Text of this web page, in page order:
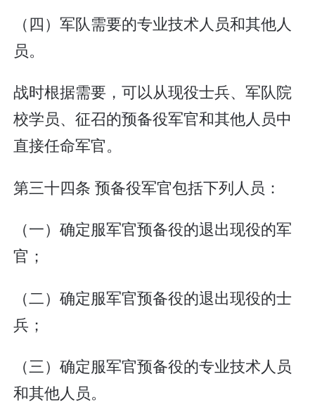
（四）军队需要的专业技术人员和其他人
员。
战时根据需要，可以从现役士兵、军队院
校学员、征召的预备役军官和其他人员中
直接任命军官。
第三十四条 预备役军官包括下列人员：
（一）确定服军官预备役的退出现役的军
官；
（二）确定服军官预备役的退出现役的士
兵；
（三）确定服军官预备役的专业技术人员
和其他人员。